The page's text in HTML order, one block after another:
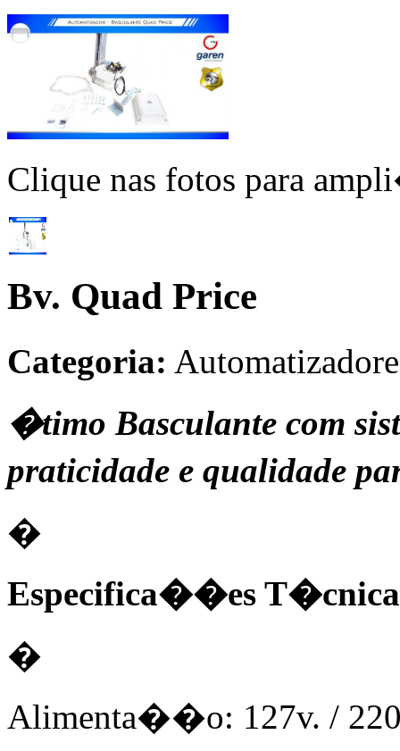
Clique nas fotos para
Bv. Quad Price
Categoria:
�timo Basculante com
praticidade e qualidade
�
Especifica��es
�
Alimenta��o: 127v. /